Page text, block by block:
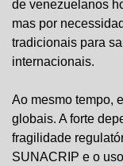
de venezuelanos
mas por
tradicionais para
internacionais.
Ao mesmo tempo,
globais. A forte
fragilidade
SUNACRIP e o